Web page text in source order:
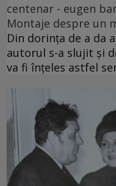
centenar - eugen
Montaje despre un
Din dorința de a da
autorul s-a slujit și
va fi înțeles astfel